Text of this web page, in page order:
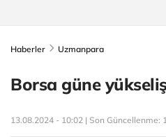
Haberler Uzmanpara
Borsa güne
13.08.2024 - 10:02 | Son Güncellenme: